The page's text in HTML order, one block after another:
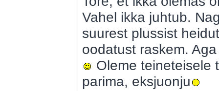
Vahel ikka juhtub.
suurest plussist
oodatust raskem.
Oleme teineteisele
parima, eksjuonju